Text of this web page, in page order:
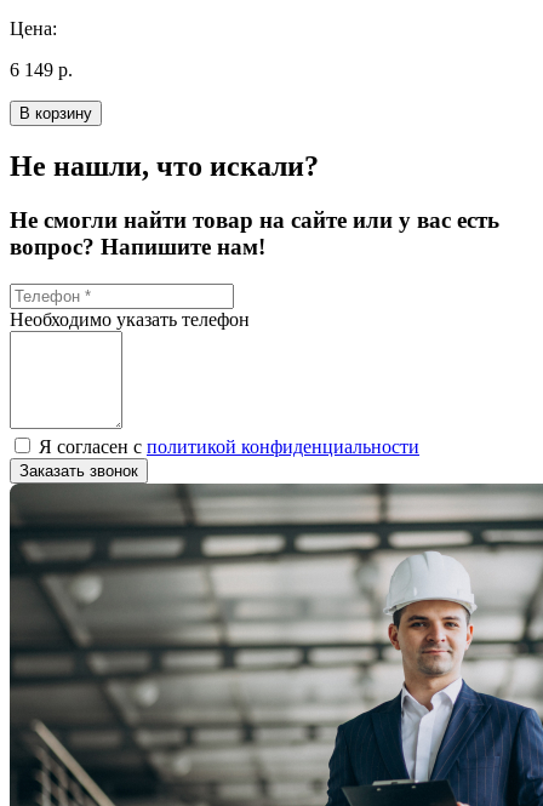
Цена:
6 149 р.
В корзину
Не нашли, что искали?
Не смогли найти товар на сайте или у вас есть
вопрос? Напишите нам!
Необходимо указать телефон
Я согласен с политикой конфиденциальности
Заказать звонок